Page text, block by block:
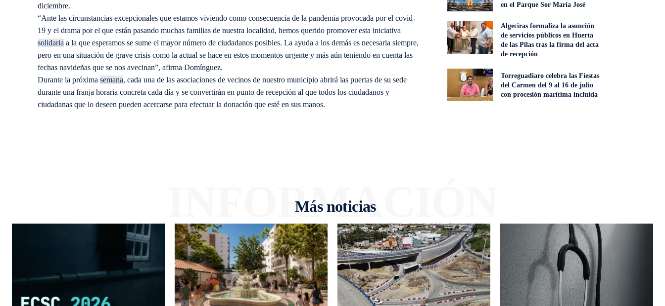
diciembre.
“Ante las circunstancias excepcionales que estamos viviendo como consecuencia de la pandemia provocada por el covid-
19 y el drama por el que están pasando muchas familias de nuestra localidad, hemos querido promover esta iniciativa
solidaria a la que esperamos se sume el mayor número de ciudadanos posibles. La ayuda a los demás es necesaria siempre,
pero en una situación de grave crisis como la actual se hace en estos momentos urgente y más aún teniendo en cuenta las
fechas navideñas que se nos avecinan”, afirma Domínguez.
Durante la próxima semana, cada una de las asociaciones de vecinos de nuestro municipio abrirá las puertas de su sede
durante una franja horaria concreta cada día y se convertirán en punto de recepción al que todos los ciudadanos y
ciudadanas que lo deseen pueden acercarse para efectuar la donación que esté en sus manos.
en el Parque Sor María José
Algeciras formaliza la asunción
de servicios públicos en Huerta
de las Pilas tras la firma del acta
de recepción
Torreguadiaro celebra las Fiestas
del Carmen del 9 al 16 de julio
con procesión marítima incluida
Más noticias
INFORMACIÓN